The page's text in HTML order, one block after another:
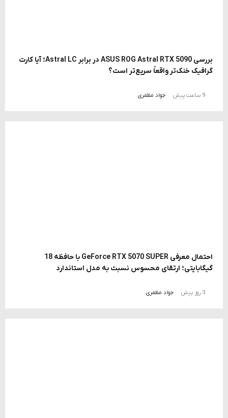
بررسی ASUS ROG Astral RTX 5090 در برابر Astral LC؛ آیا کارت
گرافیک خنک‌تر واقعاً سریع‌تر است؟
9 ساعت پیش جواد مظفری
احتمال معرفی GeForce RTX 5070 SUPER با حافظه 18
گیگابایتی؛ ارتقای محسوس نسبت به مدل استاندارد
3 روز پیش جواد مظفری